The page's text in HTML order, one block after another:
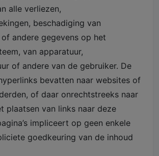
alle verliezen,
beschadiging van
of andere gegevens op het
van apparatuur,
of andere van de gebruiker. De
bevatten naar websites of
of daar onrechtstreeks naar
plaatsen van links naar deze
impliceert op geen enkele
goedkeuring van de inhoud